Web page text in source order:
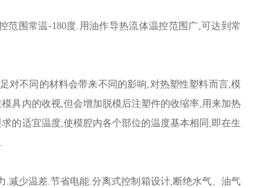
围常温-180度.用油作导热流体温控范围广,可达到常
对不同的材料会带来不同的影响,对热塑性塑料而言,模
具内的收视,但会增加脱模后注塑件的收缩率,用来加热
的适宜温度,使模腔内各个部位的温度基本相同,即在生
减少温差.节省电能.分离式控制箱设计,断绝水气、油气